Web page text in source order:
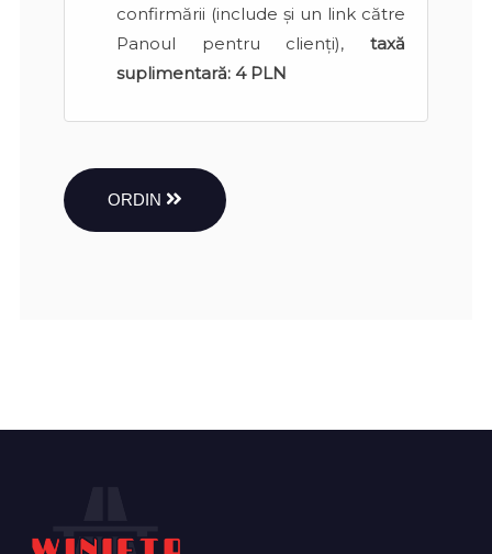
confirmării (include și un link către
Panoul pentru clienți), taxă
suplimentară: 4 PLN
ORDIN